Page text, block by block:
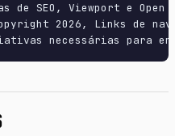
SEO, Viewport e Open
2026, Links de
necessárias para